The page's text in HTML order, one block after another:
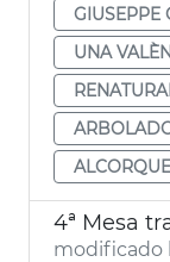
GIUSEPPE
UNA
4ª Mesa
modificado